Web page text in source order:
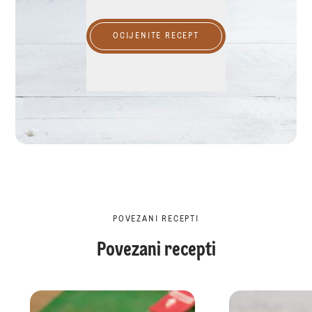
OCIJENITE RECEPT
POVEZANI RECEPTI
Povezani recepti